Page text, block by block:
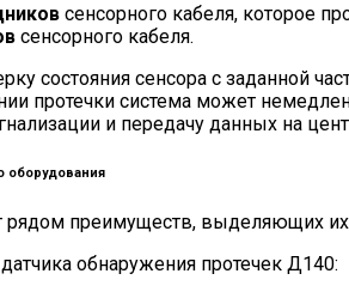
сенсорного кабеля, которое
сенсорного кабеля.
состояния сенсора с заданной
протечки система может
и передачу данных на
оборудования
преимуществ, выделяющих
обнаружения протечек Д140: